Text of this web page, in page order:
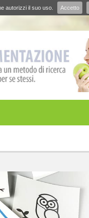
autorizzi il suo uso. Accetto